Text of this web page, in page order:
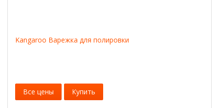
Kangaroo Варежка для полировки
Все цены Купить